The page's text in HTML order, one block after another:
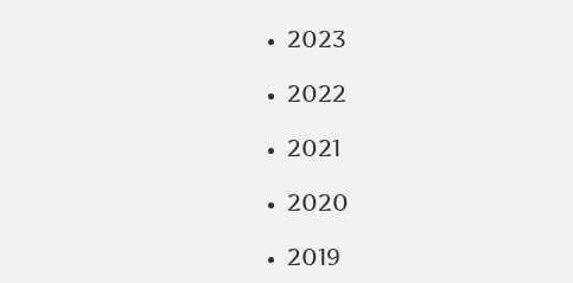
2023
2022
2021
2020
2019